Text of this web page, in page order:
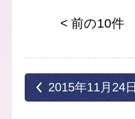
< 前の10件
2015年11月24日